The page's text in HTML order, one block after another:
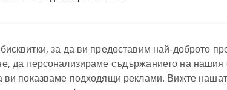
за да ви предоставим най-доброто
да персонализираме съдържанието на нашия
ви показваме подходящи реклами. Вижте